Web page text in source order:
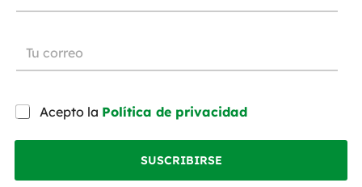
Acepto la Política de privacidad
SUSCRIBIRSE